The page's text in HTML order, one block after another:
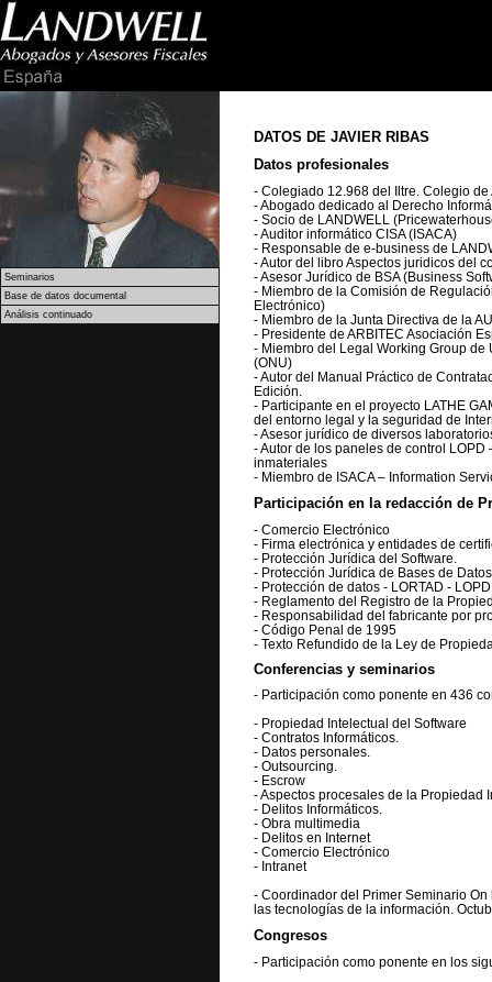
Seminarios
Base de datos documental
Análisis continuado
DATOS DE JAVIER RIBAS
Datos profesionales
- Colegiado 12.968 del Iltre. Colegio
- Abogado dedicado al Derecho
- Socio de LANDWELL
- Auditor informático CISA (ISACA)
- Responsable de e-business de
- Autor del libro Aspectos juridicos del
- Asesor Jurídico de BSA (Business
- Miembro de la Comisión de
Electrónico)
- Miembro de la Junta Directiva de la
- Presidente de ARBITEC Asociación
- Miembro del Legal Working Group de
(ONU)
- Autor del Manual Práctico de
Edición.
- Participante en el proyecto LATHE
del entorno legal y la seguridad de
- Asesor jurídico de diversos
- Autor de los paneles de control LOPD
inmateriales
- Miembro de ISACA – Information
Participación en la redacción de
- Comercio Electrónico
- Firma electrónica y entidades de
- Protección Jurídica del Software.
- Protección Jurídica de Bases de
- Protección de datos - LORTAD - LOPD
- Reglamento del Registro de la
- Responsabilidad del fabricante por
- Código Penal de 1995
- Texto Refundido de la Ley de
Conferencias y seminarios
- Participación como ponente en 436
- Propiedad Intelectual del Software
- Contratos Informáticos.
- Datos personales.
- Outsourcing.
- Escrow
- Aspectos procesales de la Propiedad
- Delitos Informáticos.
- Obra multimedia
- Delitos en Internet
- Comercio Electrónico
- Intranet
- Coordinador del Primer Seminario
las tecnologías de la información.
Congresos
- Participación como ponente en los